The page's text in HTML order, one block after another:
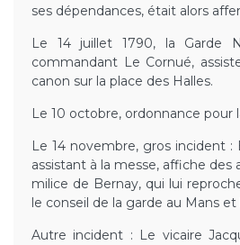
ses dépendances, était alors
Le 14 juillet 1790, la Garde
commandant Le Cornué,
canon sur la place des Halles.
Le 10 octobre, ordonnance
Le 14 novembre, gros incident :
assistant à la messe, affiche des
milice de Bernay, qui lui
le conseil de la garde au Mans
Autre incident : Le vicaire